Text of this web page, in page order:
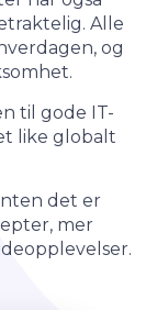
Alle
og
til gode IT-
like globalt
det er
mer